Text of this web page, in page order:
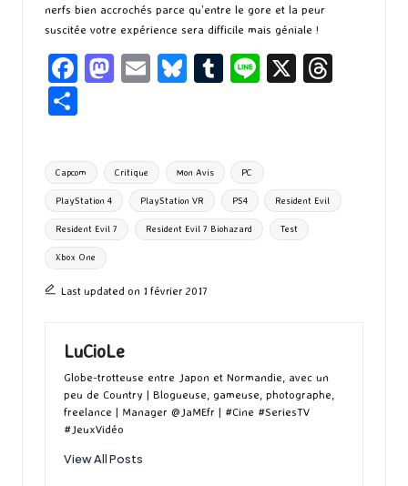
nerfs bien accrochés parce qu’entre le gore et la peur
suscitée votre expérience sera difficile mais géniale !
Fa
o
o
k
M
d
o
n
E
l
Bl
ky
T
bl
r
Li X
ta
g
er
Tags:
Capcom Critique Mon Avis PC
PlayStation 4 PlayStation VR PS4 Resident Evil
Resident Evil 7 Resident Evil 7 Biohazard Test
Xbox One
Last updated on 1 février 2017
LuCioLe
Globe-trotteuse entre Japon et Normandie, avec un
peu de Country | Blogueuse, gameuse, photographe,
freelance | Manager @JaMEfr | #Cine #SeriesTV
#JeuxVidéo
View All Posts